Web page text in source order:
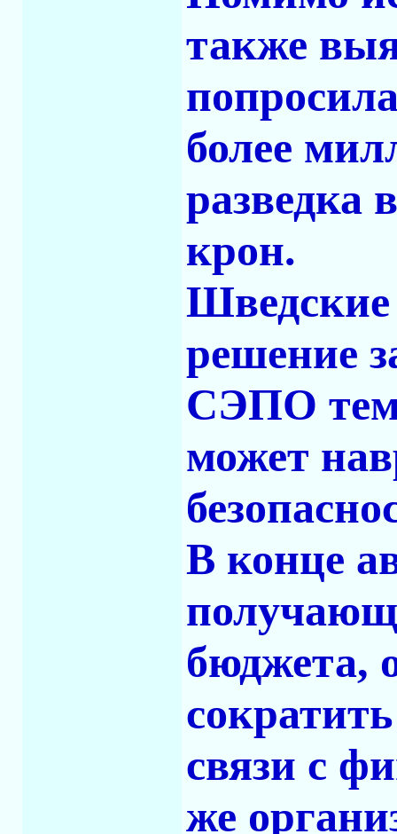
также
более
разведка
крон.
Шведские
решение
СЭПО
может
В конце
бюджета,
связи с
же